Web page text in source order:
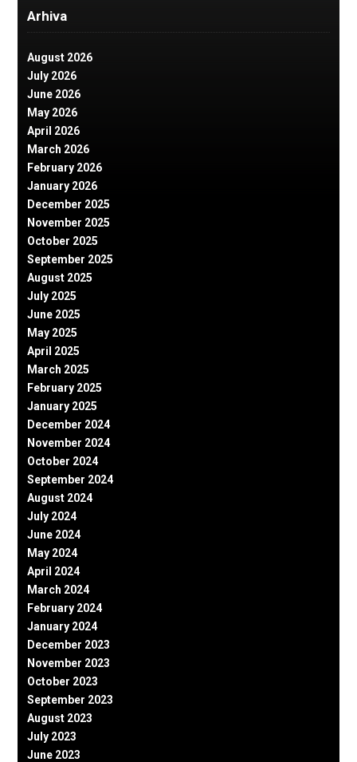
Arhiva
August 2026
July 2026
June 2026
May 2026
April 2026
March 2026
February 2026
January 2026
December 2025
November 2025
October 2025
September 2025
August 2025
July 2025
June 2025
May 2025
April 2025
March 2025
February 2025
January 2025
December 2024
November 2024
October 2024
September 2024
August 2024
July 2024
June 2024
May 2024
April 2024
March 2024
February 2024
January 2024
December 2023
November 2023
October 2023
September 2023
August 2023
July 2023
June 2023